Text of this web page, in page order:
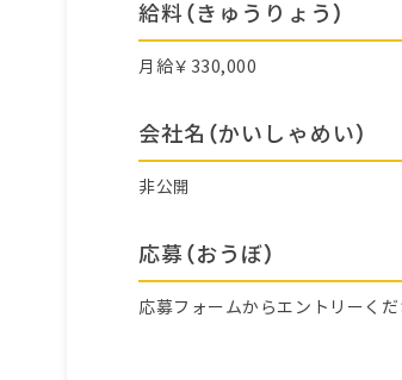
給料（きゅうりょう）
月給￥330,000
会社名（かいしゃめい）
非公開
応募（おうぼ）
応募フォームからエントリーくだ